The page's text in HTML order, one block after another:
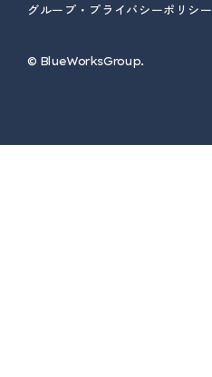
グループ・プライバシーポリシー
© ︎BlueWorksGroup.